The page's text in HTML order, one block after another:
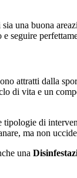
una buona
seguire
attratti dalla
di vita e un
tipologie di
ma non
una